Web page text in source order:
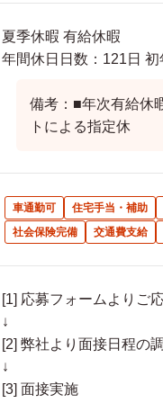
夏季休暇 有給休暇
年間休日日数：121日 初
備考：■年次有給休
トによる指定休
車通勤可 住宅手当・補助
社会保険完備
交通費支給
[1] 応募フォームよりご
↓
[2] 弊社より面接日程の
↓
[3] 面接実施